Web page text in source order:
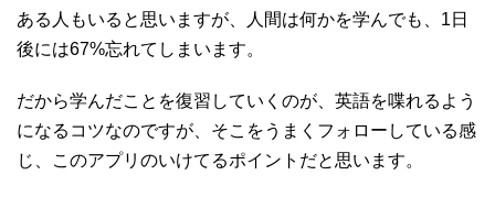
ある人もいると思いますが、人間は何かを学んでも、1日
後には67%忘れてしまいます。
だから学んだことを復習していくのが、英語を喋れるよう
になるコツなのですが、そこをうまくフォローしている感
じ、このアプリのいけてるポイントだと思います。